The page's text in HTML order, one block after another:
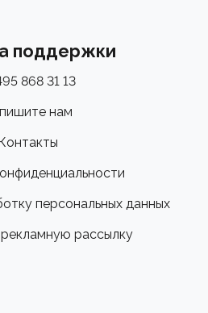
поддержки
868 31 13
нам
персональных данных
рассылку